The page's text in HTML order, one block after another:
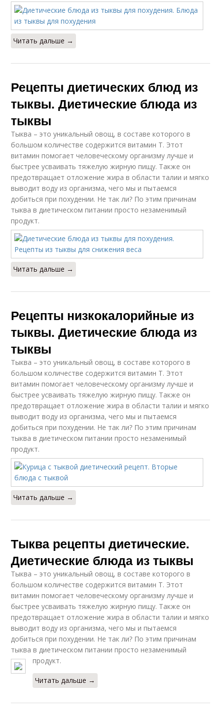
Читать дальше →
Рецепты диетических блюд из
тыквы. Диетические блюда из
тыквы
Тыква – это уникальный овощ, в составе которого в
большом количестве содержится витамин Т. Этот
витамин помогает человеческому организму лучше и
быстрее усваивать тяжелую жирную пищу. Также он
предотвращает отложение жира в области талии и мягко
выводит воду из организма, чего мы и пытаемся
добиться при похудении. Не так ли? По этим причинам
тыква в диетическом питании просто незаменимый
продукт.
Читать дальше →
Рецепты низкокалорийные из
тыквы. Диетические блюда из
тыквы
Тыква – это уникальный овощ, в составе которого в
большом количестве содержится витамин Т. Этот
витамин помогает человеческому организму лучше и
быстрее усваивать тяжелую жирную пищу. Также он
предотвращает отложение жира в области талии и мягко
выводит воду из организма, чего мы и пытаемся
добиться при похудении. Не так ли? По этим причинам
тыква в диетическом питании просто незаменимый
продукт.
Читать дальше →
Тыква рецепты диетические.
Диетические блюда из тыквы
Тыква – это уникальный овощ, в составе которого в
большом количестве содержится витамин Т. Этот
витамин помогает человеческому организму лучше и
быстрее усваивать тяжелую жирную пищу. Также он
предотвращает отложение жира в области талии и мягко
выводит воду из организма, чего мы и пытаемся
добиться при похудении. Не так ли? По этим причинам
тыква в диетическом питании просто незаменимый
продукт.
Читать дальше →